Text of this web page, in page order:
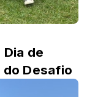
de
do Desafio